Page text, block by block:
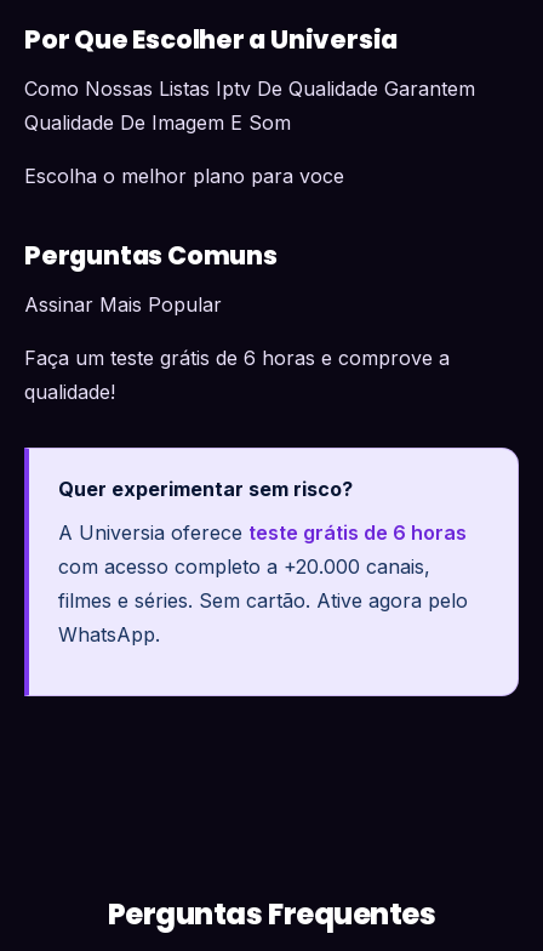
Por Que Escolher a Universia
Como Nossas Listas Iptv De Qualidade Garantem
Qualidade De Imagem E Som
Escolha o melhor plano para voce
Perguntas Comuns
Assinar Mais Popular
Faça um teste grátis de 6 horas e comprove a
qualidade!
Quer experimentar sem risco?
A Universia oferece teste grátis de 6 horas
com acesso completo a +20.000 canais,
filmes e séries. Sem cartão. Ative agora pelo
WhatsApp.
Perguntas Frequentes